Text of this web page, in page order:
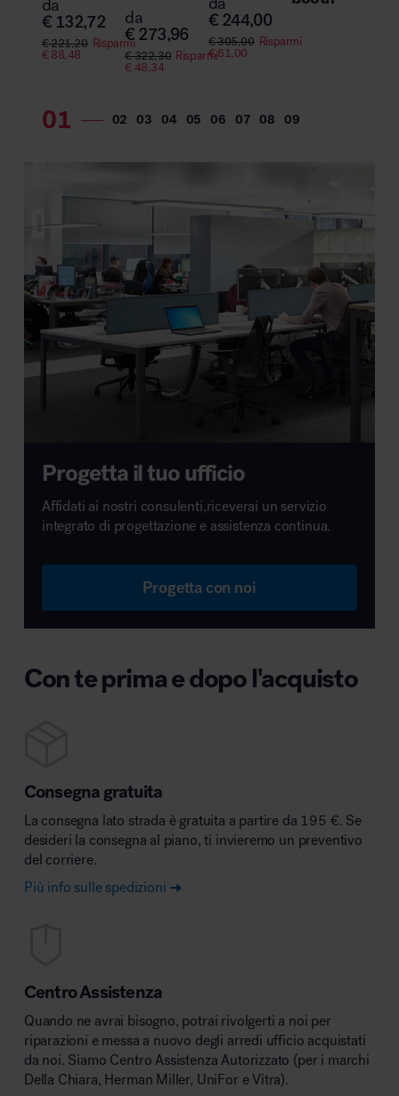
da
€ 132,72
€221,20 Risparmi
€88,48
da
€ 273,96
€322,30 Risparmi
€48,34
€ 244,00
€305,00 Risparmi
€61,00
Progetta il tuo ufficio
Affidati ai nostri consulenti,riceverai un servizio
integrato di progettazione e assistenza continua.
Progetta con noi
Con te prima e dopo l'acquisto
Consegna gratuita
La consegna lato strada è gratuita a partire da 195 €. Se
desideri la consegna al piano, ti invieremo un preventivo
del corriere.
Più info sulle spedizioni
Centro Assistenza
Quando ne avrai bisogno, potrai rivolgerti a noi per
riparazioni e messa a nuovo degli arredi ufficio acquistati
da noi. Siamo Centro Assistenza Autorizzato (per i marchi
Della Chiara, Herman Miller, UniFor e Vitra).